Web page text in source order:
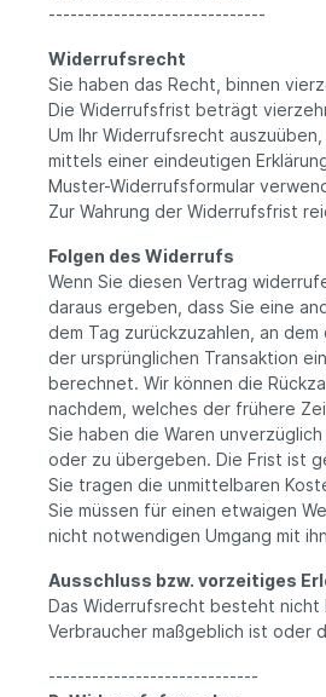
------------------------------
Widerrufsrecht
Sie haben das Recht, binnen
Die Widerrufsfrist beträgt
Um Ihr Widerrufsrecht
mittels einer eindeutigen
Muster-Widerrufsformular
Zur Wahrung der Widerrufsfrist
Folgen des Widerrufs
Wenn Sie diesen Vertrag
daraus ergeben, dass Sie eine
dem Tag zurückzuzahlen, an
der ursprünglichen Transaktion
berechnet. Wir können die
nachdem, welches der frühere
Sie haben die Waren
oder zu übergeben. Die Frist ist
Sie tragen die unmittelbaren
Sie müssen für einen etwaigen
nicht notwendigen Umgang mit
Ausschluss bzw. vorzeitiges
Das Widerrufsrecht besteht nicht
Verbraucher maßgeblich ist oder
-----------------------------